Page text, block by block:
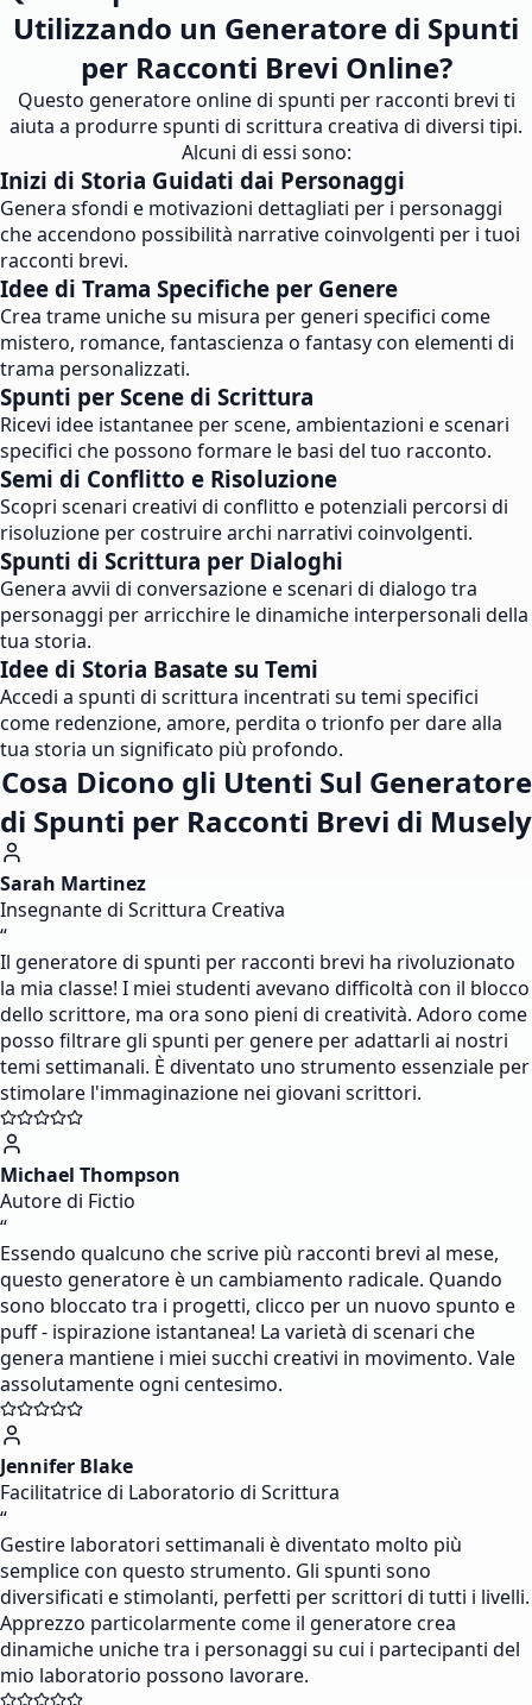
Utilizzando un Generatore di Spunti
per Racconti Brevi Online?
Questo generatore online di spunti per racconti brevi ti
aiuta a produrre spunti di scrittura creativa di diversi tipi.
Alcuni di essi sono:
Inizi di Storia Guidati dai Personaggi
Genera sfondi e motivazioni dettagliati per i personaggi
che accendono possibilità narrative coinvolgenti per i tuoi
racconti brevi.
Idee di Trama Specifiche per Genere
Crea trame uniche su misura per generi specifici come
mistero, romance, fantascienza o fantasy con elementi di
trama personalizzati.
Spunti per Scene di Scrittura
Ricevi idee istantanee per scene, ambientazioni e scenari
specifici che possono formare le basi del tuo racconto.
Semi di Conflitto e Risoluzione
Scopri scenari creativi di conflitto e potenziali percorsi di
risoluzione per costruire archi narrativi coinvolgenti.
Spunti di Scrittura per Dialoghi
Genera avvii di conversazione e scenari di dialogo tra
personaggi per arricchire le dinamiche interpersonali della
tua storia.
Idee di Storia Basate su Temi
Accedi a spunti di scrittura incentrati su temi specifici
come redenzione, amore, perdita o trionfo per dare alla
tua storia un significato più profondo.
Cosa Dicono gli Utenti Sul Generatore
di Spunti per Racconti Brevi di Musely
Sarah Martinez
Insegnante di Scrittura Creativa
“
Il generatore di spunti per racconti brevi ha rivoluzionato
la mia classe! I miei studenti avevano difficoltà con il blocco
dello scrittore, ma ora sono pieni di creatività. Adoro come
posso filtrare gli spunti per genere per adattarli ai nostri
temi settimanali. È diventato uno strumento essenziale per
stimolare l'immaginazione nei giovani scrittori.
Michael Thompson
Autore di Fictio
“
Essendo qualcuno che scrive più racconti brevi al mese,
questo generatore è un cambiamento radicale. Quando
sono bloccato tra i progetti, clicco per un nuovo spunto e
puff - ispirazione istantanea! La varietà di scenari che
genera mantiene i miei succhi creativi in movimento. Vale
assolutamente ogni centesimo.
Jennifer Blake
Facilitatrice di Laboratorio di Scrittura
“
Gestire laboratori settimanali è diventato molto più
semplice con questo strumento. Gli spunti sono
diversificati e stimolanti, perfetti per scrittori di tutti i livelli.
Apprezzo particolarmente come il generatore crea
dinamiche uniche tra i personaggi su cui i partecipanti del
mio laboratorio possono lavorare.